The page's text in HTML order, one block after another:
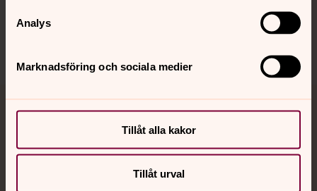
Analys
Marknadsföring och sociala medier
Tillåt alla kakor
Tillåt urval
Jourhavande präst
Akut samtals- och krisstöd. Prata eller chatta anonymt
med en präst på kvällar och nätter.